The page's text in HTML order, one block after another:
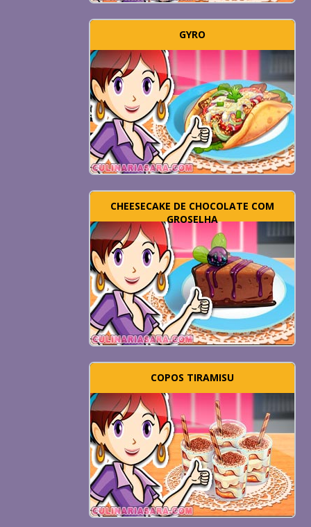
GYRO
CHEESECAKE DE CHOCOLATE COM
GROSELHA
COPOS TIRAMISU